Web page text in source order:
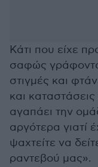
Κάτι που είχε
σαφώς
στιγμές και
και καταστάσεις
αγαπάει την
αργότερα γιατί
ψαχτείτε να
ραντεβού μας».